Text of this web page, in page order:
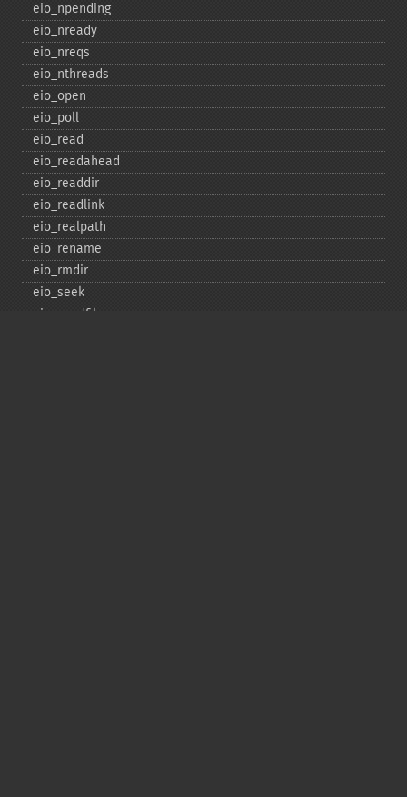
eio_​npending
eio_​nready
eio_​nreqs
eio_​nthreads
eio_​open
eio_​poll
eio_​read
eio_​readahead
eio_​readdir
eio_​readlink
eio_​realpath
eio_​rename
eio_​rmdir
eio_​seek
eio_​sendfile